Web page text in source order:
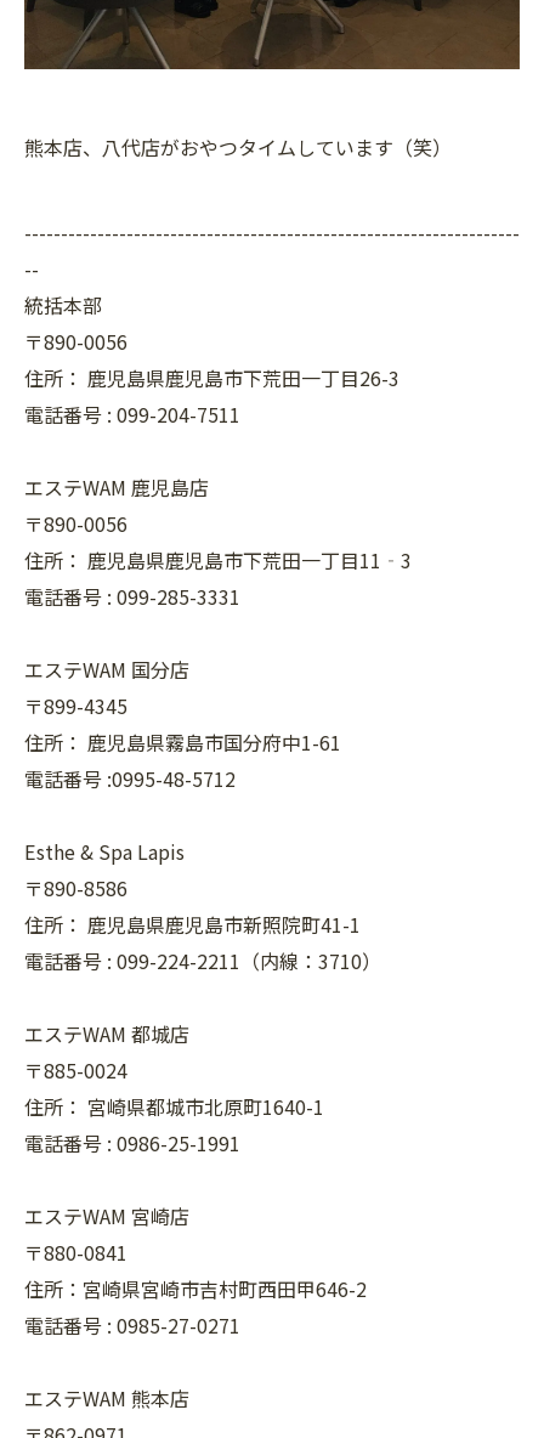
熊本店、八代店がおやつタイムしています（笑）
--------------------------------------------------------------------
--
統括本部
〒890-0056
住所： 鹿児島県鹿児島市下荒田一丁目26-3
電話番号 : 099-204-7511
エステWAM 鹿児島店
〒890-0056
住所： 鹿児島県鹿児島市下荒田一丁目11‐3
電話番号 : 099-285-3331
エステWAM 国分店
〒899-4345
住所： 鹿児島県霧島市国分府中1-61
電話番号 :0995-48-5712
Esthe & Spa Lapis
〒890-8586
住所： 鹿児島県鹿児島市新照院町41-1
電話番号 : 099-224-2211（内線：3710）
エステWAM 都城店
〒885-0024
住所： 宮崎県都城市北原町1640-1
電話番号 : 0986-25-1991
エステWAM 宮崎店
〒880-0841
住所：宮崎県宮崎市吉村町西田甲646-2
電話番号 : 0985-27-0271
エステWAM 熊本店